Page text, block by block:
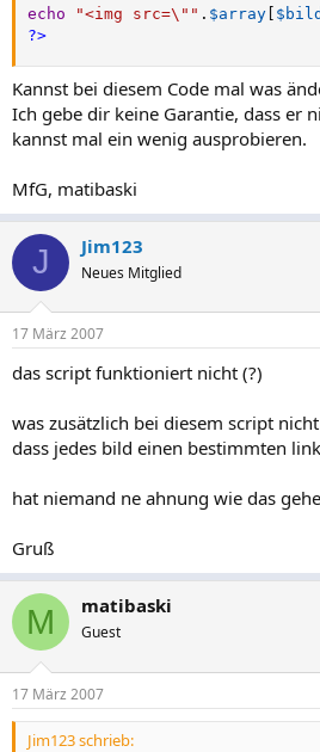
echo "<img src=\"" . $array $bild
?>
Kannst bei diesem Code mal was
Ich gebe dir keine Garantie, dass er
kannst mal ein wenig ausprobieren.
MfG, matibaski
J Jim123
Neues Mitglied
17 März 2007
das script funktioniert nicht (?)
was zusätzlich bei diesem script
dass jedes bild einen bestimmten
hat niemand ne ahnung wie das
Gruß
M matibaski
Guest
17 März 2007
Jim123 schrieb: